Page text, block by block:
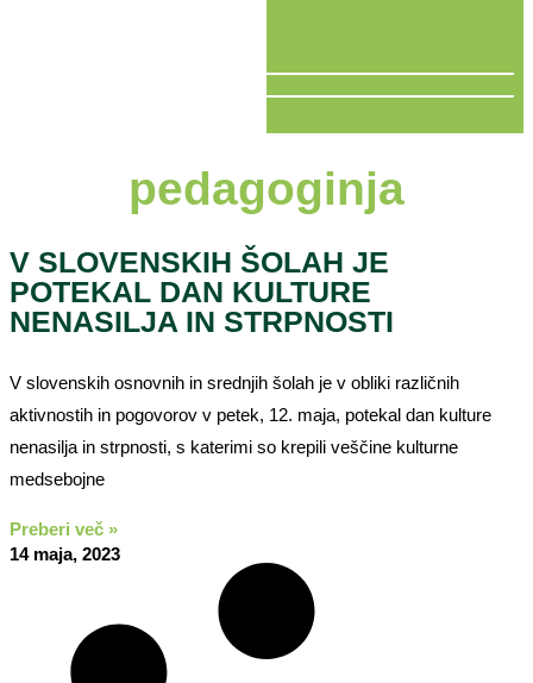
pedagoginja
V SLOVENSKIH ŠOLAH JE
POTEKAL DAN KULTURE
NENASILJA IN STRPNOSTI
V slovenskih osnovnih in srednjih šolah je v obliki različnih
aktivnostih in pogovorov v petek, 12. maja, potekal dan kulture
nenasilja in strpnosti, s katerimi so krepili veščine kulturne
medsebojne
Preberi več »
14 maja, 2023